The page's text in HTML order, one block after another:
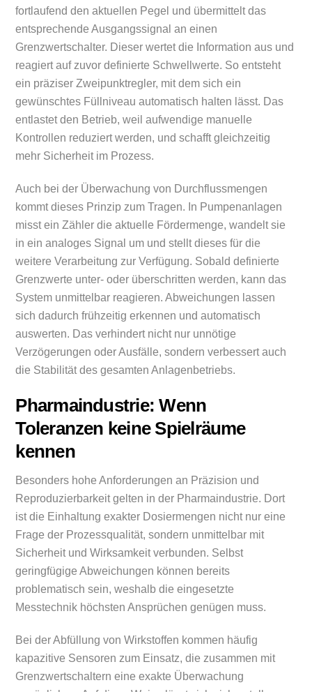
fortlaufend den aktuellen Pegel und übermittelt das
entsprechende Ausgangssignal an einen
Grenzwertschalter. Dieser wertet die Information aus und
reagiert auf zuvor definierte Schwellwerte. So entsteht
ein präziser Zweipunktregler, mit dem sich ein
gewünschtes Füllniveau automatisch halten lässt. Das
entlastet den Betrieb, weil aufwendige manuelle
Kontrollen reduziert werden, und schafft gleichzeitig
mehr Sicherheit im Prozess.
Auch bei der Überwachung von Durchflussmengen
kommt dieses Prinzip zum Tragen. In Pumpenanlagen
misst ein Zähler die aktuelle Fördermenge, wandelt sie
in ein analoges Signal um und stellt dieses für die
weitere Verarbeitung zur Verfügung. Sobald definierte
Grenzwerte unter- oder überschritten werden, kann das
System unmittelbar reagieren. Abweichungen lassen
sich dadurch frühzeitig erkennen und automatisch
auswerten. Das verhindert nicht nur unnötige
Verzögerungen oder Ausfälle, sondern verbessert auch
die Stabilität des gesamten Anlagenbetriebs.
Pharmaindustrie: Wenn
Toleranzen keine Spielräume
kennen
Besonders hohe Anforderungen an Präzision und
Reproduzierbarkeit gelten in der Pharmaindustrie. Dort
ist die Einhaltung exakter Dosiermengen nicht nur eine
Frage der Prozessqualität, sondern unmittelbar mit
Sicherheit und Wirksamkeit verbunden. Selbst
geringfügige Abweichungen können bereits
problematisch sein, weshalb die eingesetzte
Messtechnik höchsten Ansprüchen genügen muss.
Bei der Abfüllung von Wirkstoffen kommen häufig
kapazitive Sensoren zum Einsatz, die zusammen mit
Grenzwertschaltern eine exakte Überwachung